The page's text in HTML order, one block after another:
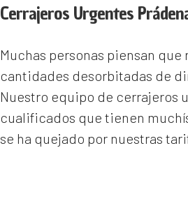
Cerrajeros Urgentes
Muchas personas piensan
cantidades desorbitadas de
Nuestro equipo de cerrajeros
cualificados que tienen
se ha quejado por nuestras